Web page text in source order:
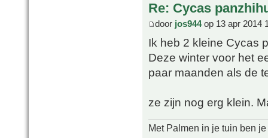
Re: Cycas
door jos944op 13 apr 2014
Ik heb 2 kleine Cycas
Deze winter voor het
paar maanden als de
ze zijn nog erg klein.
Met Palmen in je tuin ben